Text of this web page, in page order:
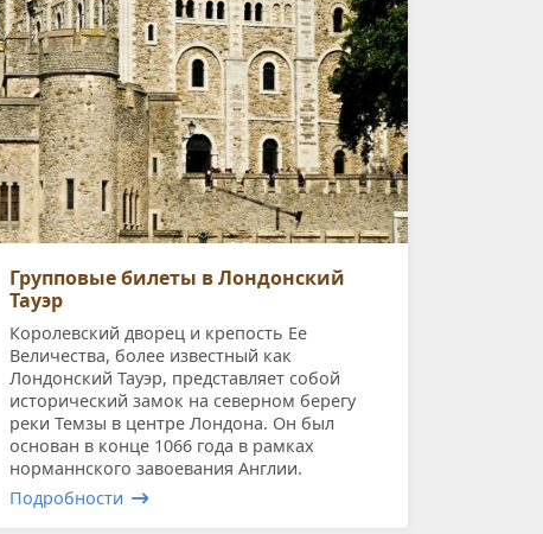
Групповые билеты в Лондонский
Тауэр
Королевский дворец и крепость Ее
Величества, более известный как
Лондонский Тауэр, представляет собой
исторический замок на северном берегу
реки Темзы в центре Лондона. Он был
основан в конце 1066 года в рамках
норманнского завоевания Англии.
Подробности